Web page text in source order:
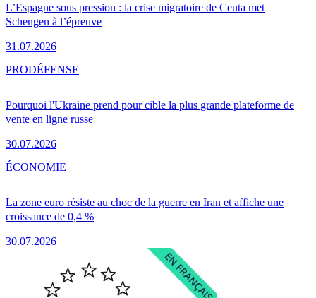
L’Espagne sous pression : la crise migratoire de Ceuta met
Schengen à l’épreuve
31.07.2026
Pourquoi l'Ukraine prend pour cible la plus grande plateforme de
vente en ligne russe
30.07.2026
PRODÉFENSE
La zone euro résiste au choc de la guerre en Iran et affiche une
croissance de 0,4 %
30.07.2026
ÉCONOMIE